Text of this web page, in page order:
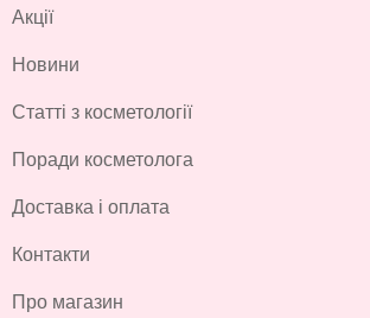
Акції
Новини
Статті з косметології
Поради косметолога
Доставка і оплата
Контакти
Про магазин